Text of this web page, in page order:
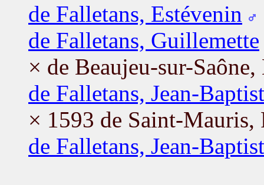
de Falletans, Estévenin
de Falletans, Guillemette
× de Beaujeu-sur-Saône,
de Falletans, Jean-
× 1593 de Saint-Mauris,
de Falletans, Jean-